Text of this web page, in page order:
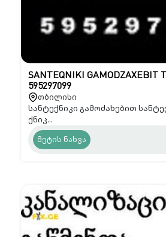
SANTEQNIKI GAMODZAXEBIT
595297099
თბილისი
სანტექნიკი გამოძახებით
ქნიკ...
მეტის ნახვა